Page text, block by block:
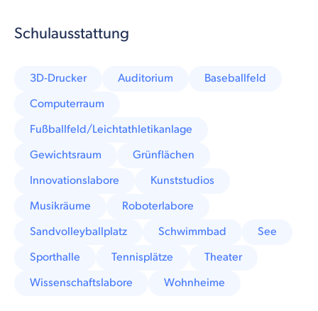
Schulausstattung
3D-Drucker Auditorium
Baseballfeld
Computerraum
Fußballfeld/Leichtathletikanlage
Gewichtsraum
Grünflächen
Innovationslabore
Kunststudios
Musikräume
Roboterlabore
Sandvolleyballplatz
Schwimmbad
See
Sporthalle
Tennisplätze
Theater
Wissenschaftslabore
Wohnheime